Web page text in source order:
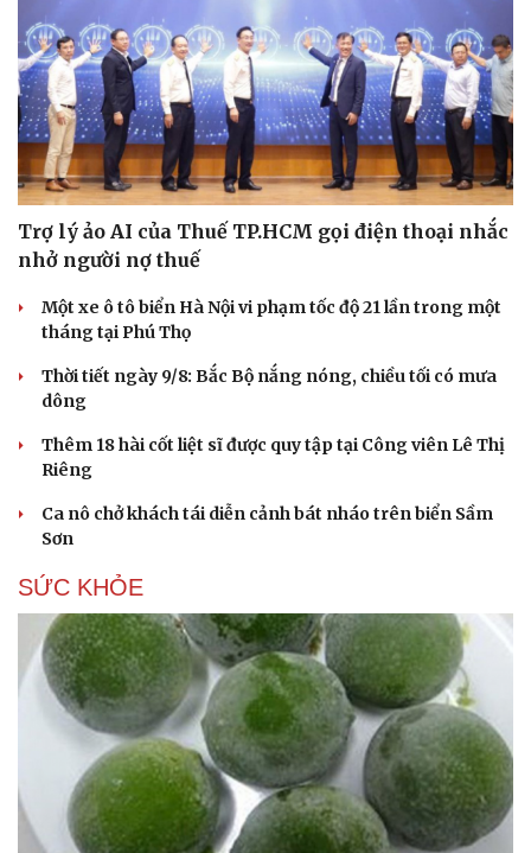
Du lịch
Săn Tour
Podcast
Kể chuyện cho bé
Hạt giống tâm hồn
Trợ lý ảo AI của Thuế TP.HCM gọi điện thoại nhắc
nhở người nợ thuế
Một xe ô tô biển Hà Nội vi phạm tốc độ 21 lần trong một
tháng tại Phú Thọ
Thời tiết ngày 9/8: Bắc Bộ nắng nóng, chiều tối có mưa
dông
Thêm 18 hài cốt liệt sĩ được quy tập tại Công viên Lê Thị
Riêng
Ca nô chở khách tái diễn cảnh bát nháo trên biển Sầm
Sơn
SỨC KHỎE